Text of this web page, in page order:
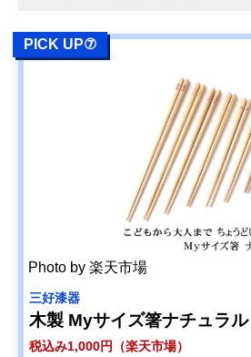
PICK UP⑦
Photo by 楽天市場
三好漆器
木製 Myサイズ箸ナチュラ
税込み1,000円（楽天市場）